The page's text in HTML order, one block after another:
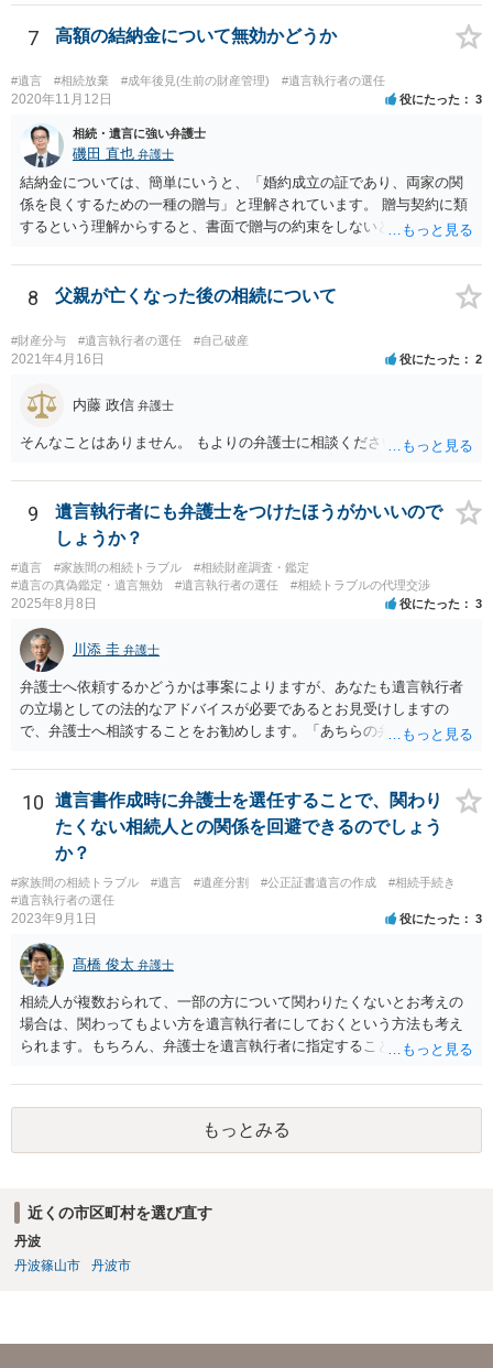
ういう場合にどれくらい税金がかかるか計算してもらって どういう方
針を取るか決められたらよいと思います。
7 高額の結納金について無効かどうか
#遺言 #相続放棄 #成年後見(生前の財産管理) #遺言執行者の選任
2020年11月12日 役にたった 3
相続・遺言に強い弁護士
磯田 直也 弁護士
結納金については、簡単にいうと、「婚約成立の証であり、両家の関
係を良くするための一種の贈与」と理解されています。 贈与契約に類
するという理解からすると、書面で贈与の約束をしないと相手方は支
ことは困難です。 くれぐれも今後お気をつけください。 弁護士に対応
を依頼されるのも悪くはありませんが、感情的な理由が強いと思いま
8 父親が亡くなった後の相続について
#財産分与 #遺言執行者の選任 #自己破産
2021年4月16日 役にたった 2
内藤 政信 弁護士
そんなことはありません。 もよりの弁護士に相談ください。
9
遺言執行者にも弁護士をつけたほうがかいいので
しょうか？
#遺言 #家族間の相続トラブル
#相続財産調査・鑑定
#遺言の真偽鑑定・遺言無効
#遺言執行者の選任 #相続トラブルの代理交渉
2025年8月8日 役にたった 3
川添 圭 弁護士
弁護士へ依頼するかどうかは事案によりますが、あなたも遺言執行者
の立場としての法的なアドバイスが必要であるとお見受けしますの
で、弁護士へ相談することをお勧めします。「あちらの弁護士」（元
誘導しかしてこないと思います。
10
遺言書作成時に弁護士を選任することで、関わり
たくない相続人との関係を回避できるのでしょう
か？
#家族間の相続トラブル #遺言 #遺産分割 #公正証書遺言の作成
#相続手続き
#遺言執行者の選任
2023年9月1日 役にたった 3
髙橋 俊太 弁護士
相続人が複数おられて、一部の方について関わりたくないとお考えの
場合は、関わってもよい方を遺言執行者にしておくという方法も考え
られます。もちろん、弁護士を遺言執行者に指定することもできます
方に再委任の権限を付与しておくという方法もあります。 一度、弁護
士に直接ご相談されることをお勧めいたします。
もっとみる
近くの市区町村を選び直す
丹波
丹波篠山市
丹波市